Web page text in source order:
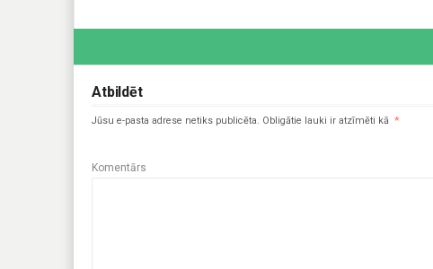
Atbildēt
Jūsu e-pasta adrese netiks publicēta. Obligātie lauki ir atzīmēti kā *
Komentārs